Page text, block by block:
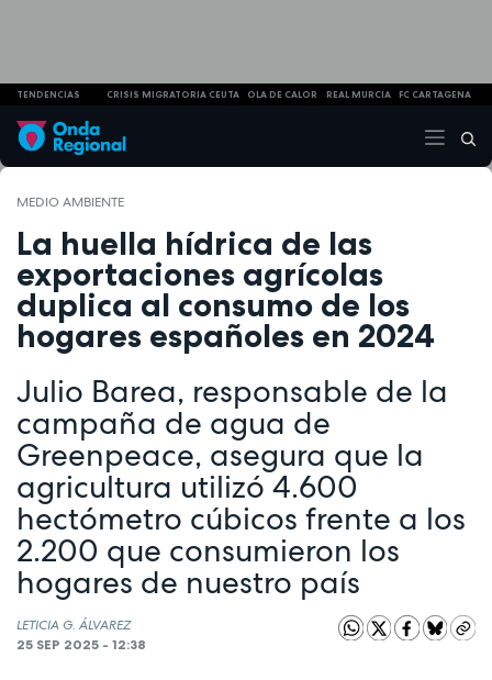
TENDENCIAS CRISIS MIGRATORIA CEUTA OLA DE CALOR REAL MURCIA FC CARTAGENA
MEDIO AMBIENTE
La huella hídrica de las
exportaciones agrícolas
duplica al consumo de los
hogares españoles en 2024
Julio Barea, responsable de la
campaña de agua de
Greenpeace, asegura que la
agricultura utilizó 4.600
hectómetro cúbicos frente a los
2.200 que consumieron los
hogares de nuestro país
LETICIA G. ÁLVAREZ
25 SEP 2025 - 12:38